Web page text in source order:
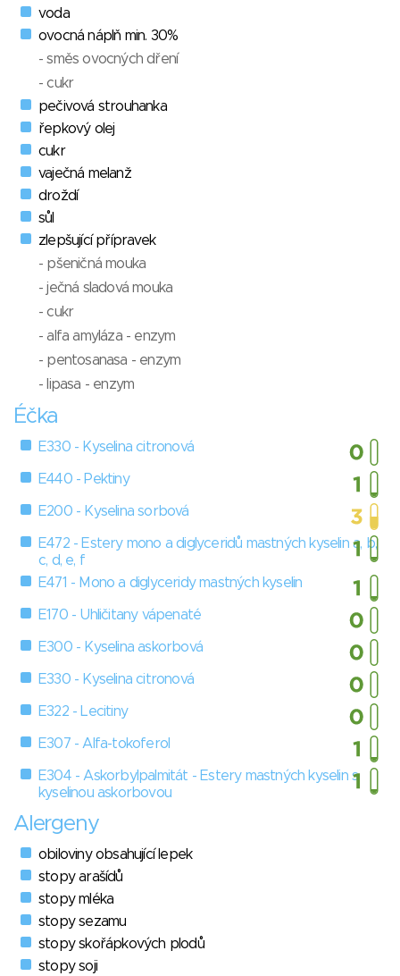
voda
ovocná náplň min. 30%
- směs ovocných dření
- cukr
pečivová strouhanka
řepkový olej
cukr
vaječná melanž
droždí
sůl
zlepšující přípravek
- pšeničná mouka
- ječná sladová mouka
- cukr
- alfa amyláza - enzym
- pentosanasa - enzym
- lipasa - enzym
Éčka
E330 - Kyselina citronová
E440 - Pektiny
E200 - Kyselina sorbová
E472 - Estery mono a diglyceridů mastných kyselin a, b,
c, d, e, f
E471 - Mono a diglyceridy mastných kyselin
E170 - Uhličitany vápenaté
E300 - Kyselina askorbová
E330 - Kyselina citronová
E322 - Lecitiny
E307 - Alfa-tokoferol
E304 - Askorbylpalmitát - Estery mastných kyselin s
kyselinou askorbovou
Alergeny
obiloviny obsahující lepek
stopy arašídů
stopy mléka
stopy sezamu
stopy skořápkových plodů
stopy soji